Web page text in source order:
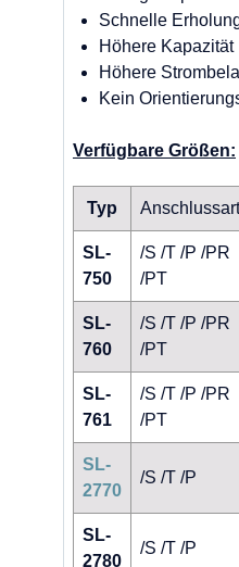
Schnelle
Höhere Kapazität
Höhere
Kein
Verfügbare Größen:
Typ
SL-
750
/S /T /P /PR
/PT
SL-
760
/S /T /P /PR
/PT
SL-
761
/S /T /P /PR
/PT
SL-
2770
/S /T /P
SL-
2780
/S /T /P